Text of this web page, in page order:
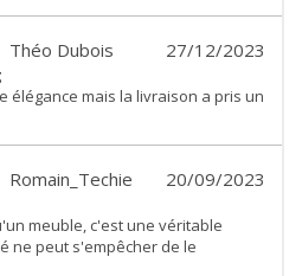
27/12/2023
Théo Dubois
élégance mais la livraison a pris un
20/09/2023
Romain_Techie
meuble, c'est une véritable
ne peut s'empêcher de le